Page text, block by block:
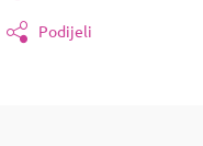
Podijeli